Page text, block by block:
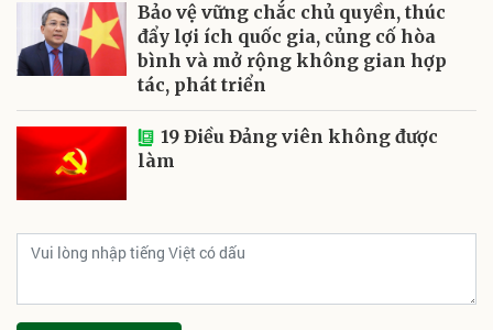
Bảo vệ vững chắc chủ quyền, thúc
đẩy lợi ích quốc gia, củng cố hòa
bình và mở rộng không gian hợp
tác, phát triển
19 Điều Đảng viên không được
làm